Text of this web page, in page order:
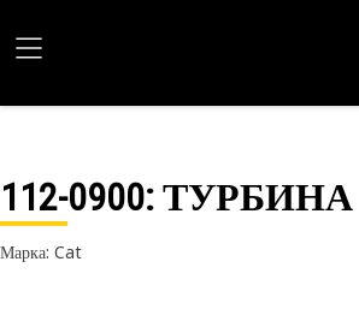
112-0900: ТУРБИНА
Марка: Cat